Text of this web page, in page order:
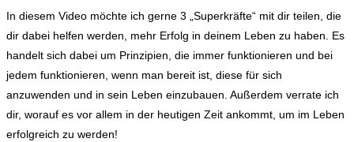
In diesem Video möchte ich gerne 3 „Superkräfte“ mit dir teilen, die
dir dabei helfen werden, mehr Erfolg in deinem Leben zu haben. Es
handelt sich dabei um Prinzipien, die immer funktionieren und bei
jedem funktionieren, wenn man bereit ist, diese für sich
anzuwenden und in sein Leben einzubauen. Außerdem verrate ich
dir, worauf es vor allem in der heutigen Zeit ankommt, um im Leben
erfolgreich zu werden!